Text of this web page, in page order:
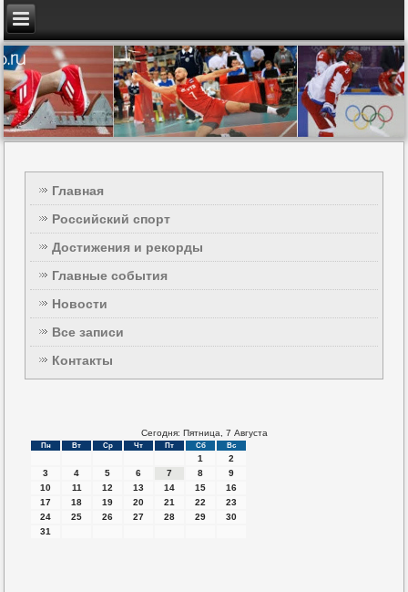
Главная
Российский спорт
Достижения и рекорды
Главные события
Новости
Все записи
Контакты
Сегодня: Пятница, 7 Августа
Пн Вт Ср Чт Пт Сб Вс
1
2
3
4 5 6 7 8
9
10
11 12 13 14 15
16
17
18 19 20 21 22
23
24
25 26 27 28 29
30
31